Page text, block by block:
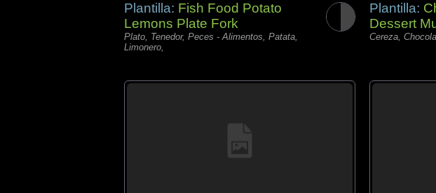
Plantilla: Fish Food Potato
Lemons Plate Fork
Plato, Tenedor, Peces - Alimentos, Patata,
Limonero,
Plantilla:
Dessert
Cereza,